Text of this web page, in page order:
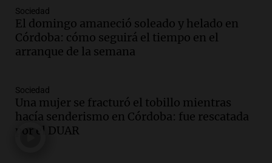
Episodios
Audio.La historia de la servilleta que
firmó Jorge Messi para el primer
contrato de Leo con Barcelona
Audio.Joan Gaspart: "Sin Jorge, no sé si
Messi hubiera llegado adonde llegó"
Una mañana para todos
Sociedad
El domingo amaneció soleado y helado en
Córdoba: cómo seguirá el tiempo en el
arranque de la semana
Sociedad
Una mujer se fracturó el tobillo mientras
hacía senderismo en Córdoba: fue rescatada
por el DUAR